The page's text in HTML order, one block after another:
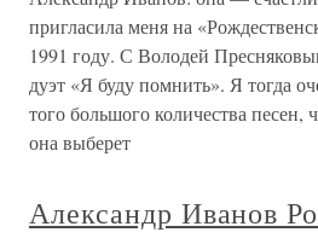
пригласила меня на
1991 году. С Володей
дуэт «Я буду помнить». Я тогда
того большого количества песен,
она выберет
Александр Иванов